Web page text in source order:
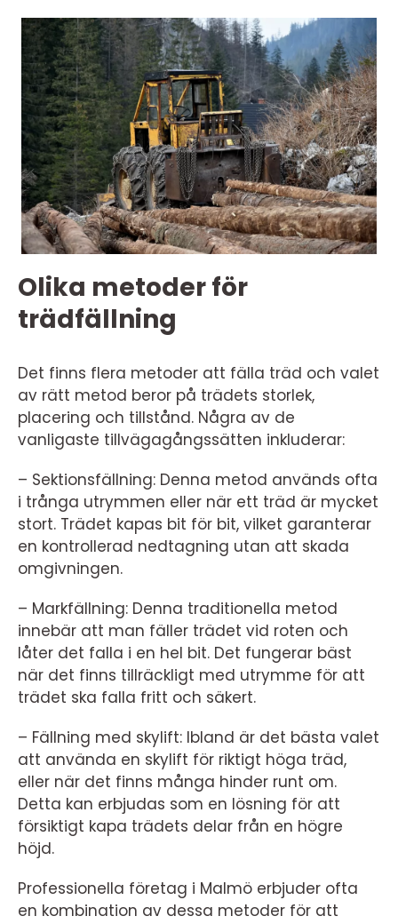
Olika metoder för
trädfällning
Det finns flera metoder att fälla träd och valet
av rätt metod beror på trädets storlek,
placering och tillstånd. Några av de
vanligaste tillvägagångssätten inkluderar:
– Sektionsfällning: Denna metod används ofta
i trånga utrymmen eller när ett träd är mycket
stort. Trädet kapas bit för bit, vilket garanterar
en kontrollerad nedtagning utan att skada
omgivningen.
– Markfällning: Denna traditionella metod
innebär att man fäller trädet vid roten och
låter det falla i en hel bit. Det fungerar bäst
när det finns tillräckligt med utrymme för att
trädet ska falla fritt och säkert.
– Fällning med skylift: Ibland är det bästa valet
att använda en skylift för riktigt höga träd,
eller när det finns många hinder runt om.
Detta kan erbjudas som en lösning för att
försiktigt kapa trädets delar från en högre
höjd.
Professionella företag i Malmö erbjuder ofta
en kombination av dessa metoder för att